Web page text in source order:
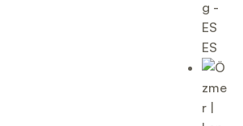
ES